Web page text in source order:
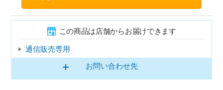
この商品は店舗からお届けできます
通信販売専用
お問い合わせ先